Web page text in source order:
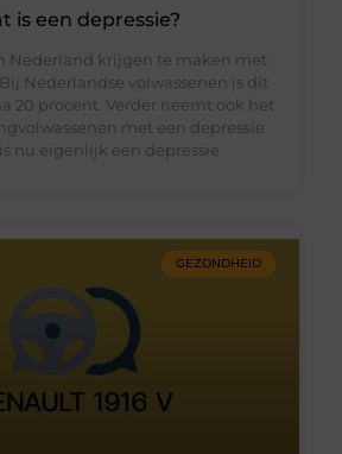
is een depressie?
Nederland krijgen te maken met
Nederlandse volwassenen is dit
20 procent. Verder neemt ook het
met een depressie
nu eigenlijk een depressie
GEZONDHEID